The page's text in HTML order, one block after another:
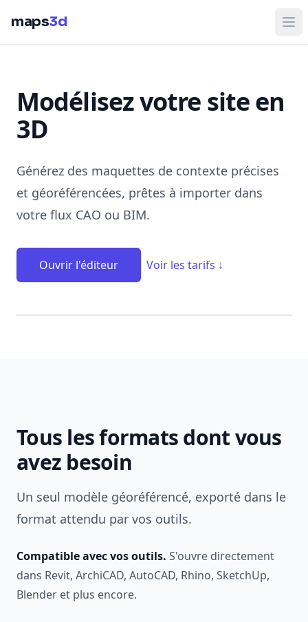
maps3d
Modélisez votre site en
3D
Générez des maquettes de contexte précises
et géoréférencées, prêtes à importer dans
votre flux CAO ou BIM.
Ouvrir l'éditeur Voir les tarifs ↓
Tous les formats dont vous
avez besoin
Un seul modèle géoréférencé, exporté dans le
format attendu par vos outils.
Compatible avec vos outils. S'ouvre directement
dans Revit, ArchiCAD, AutoCAD, Rhino, SketchUp,
Blender et plus encore.